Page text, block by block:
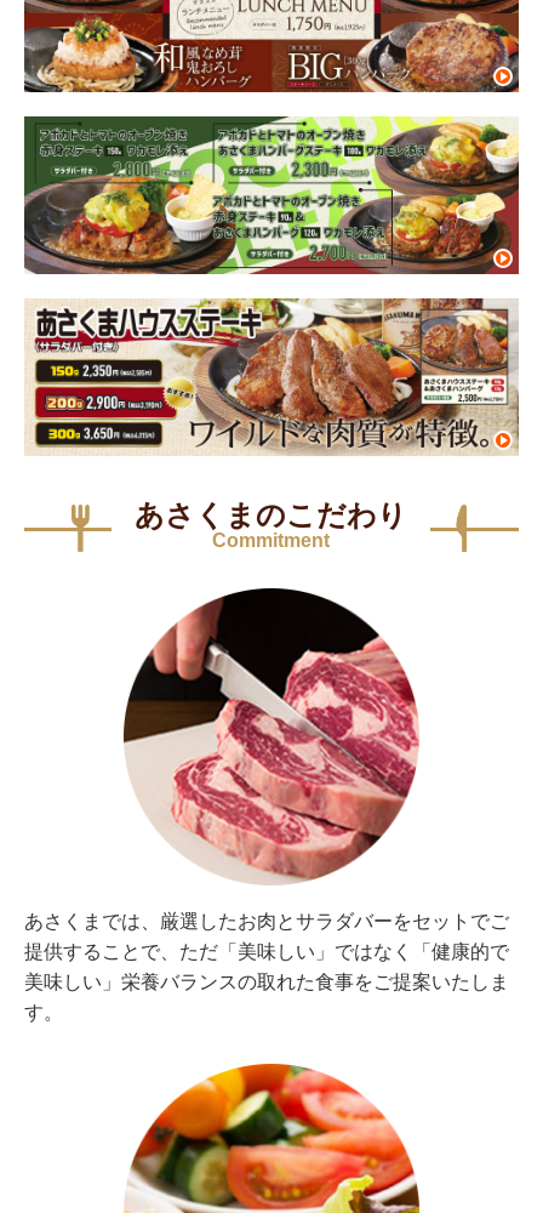
あさくまのこだわり
Commitment
あさくまでは、厳選したお肉とサラダバーをセットでご
提供することで、ただ「美味しい」ではなく「健康的で
美味しい」栄養バランスの取れた食事をご提案いたしま
す。